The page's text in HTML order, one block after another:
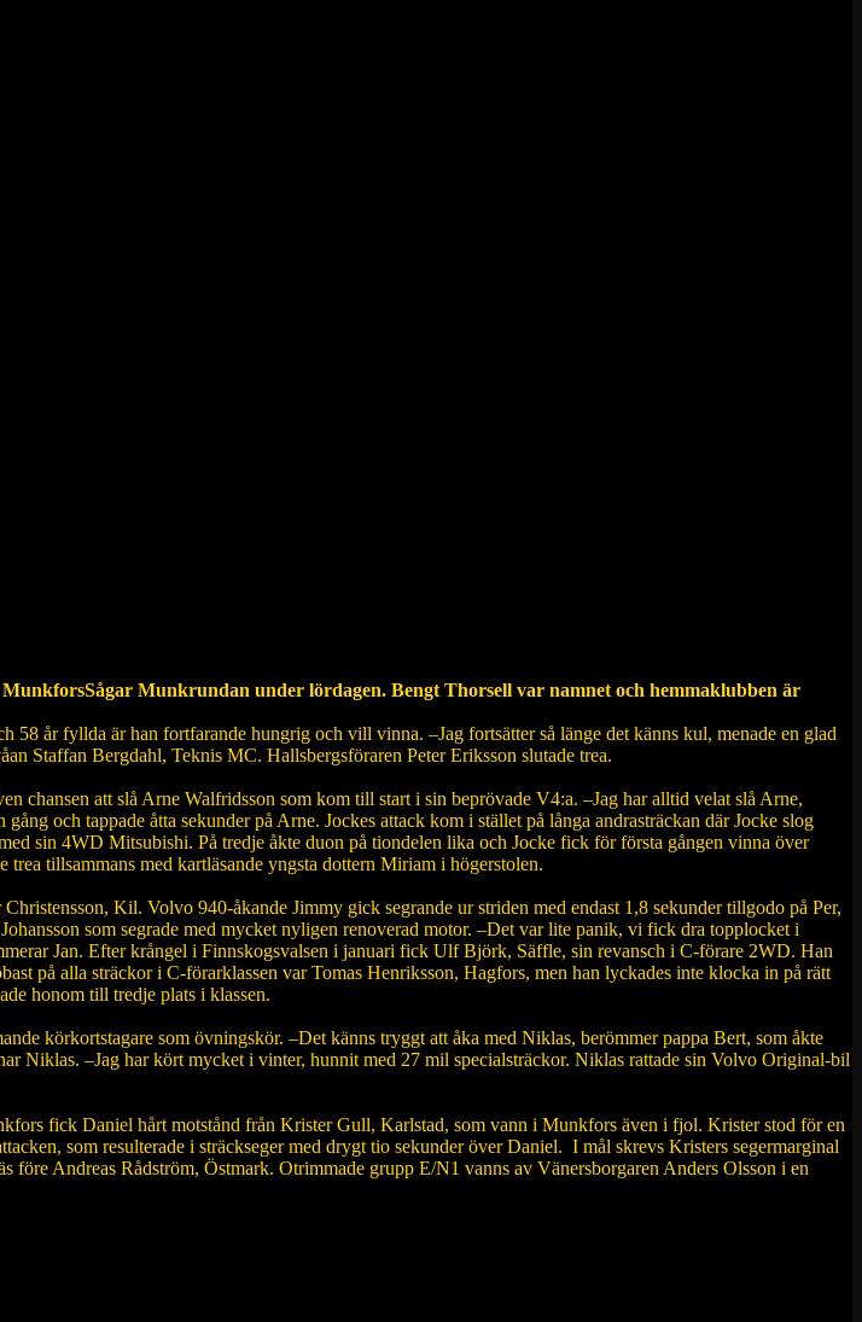
Munkrundan under lördagen. Bengt Thorsell var namnet och hemmaklubben är
år fyllda är han fortfarande hungrig och vill vinna. –Jag fortsätter så länge det känns kul, menade en glad
Staffan Bergdahl, Teknis MC. Hallsbergsföraren Peter Eriksson slutade trea.
chansen att slå Arne Walfridsson som kom till start i sin beprövade V4:a. –Jag har alltid velat slå Arne,
och tappade åtta sekunder på Arne. Jockes attack kom i stället på långa andrasträckan där Jocke slog
sin 4WD Mitsubishi. På tredje åkte duon på tiondelen lika och Jocke fick för första gången vinna över
tillsammans med kartläsande yngsta dottern Miriam i högerstolen.
Kil. Volvo 940-åkande Jimmy gick segrande ur striden med endast 1,8 sekunder tillgodo på Per,
som segrade med mycket nyligen renoverad motor. –Det var lite panik, vi fick dra topplocket i
Jan. Efter krångel i Finnskogsvalsen i januari fick Ulf Björk, Säffle, sin revansch i C-förare 2WD. Han
på alla sträckor i C-förarklassen var Tomas Henriksson, Hagfors, men han lyckades inte klocka in på rätt
honom till tredje plats i klassen.
körkortstagare som övningskör. –Det känns tryggt att åka med Niklas, berömmer pappa Bert, som åkte
Niklas. –Jag har kört mycket i vinter, hunnit med 27 mil specialsträckor. Niklas rattade sin Volvo Original-bil
fick Daniel hårt motstånd från Krister Gull, Karlstad, som vann i Munkfors även i fjol. Krister stod för en
som resulterade i sträckseger med drygt tio sekunder över Daniel. I mål skrevs Kristers segermarginal
Andreas Rådström, Östmark. Otrimmade grupp E/N1 vanns av Vänersborgaren Anders Olsson i en